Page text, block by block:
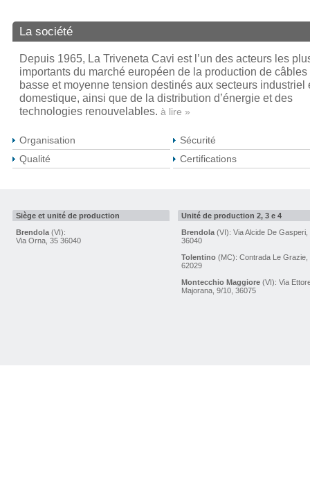
La société
Depuis 1965, La Triveneta Cavi est l’un des acteurs les
importants du marché européen de la production de câbles
basse et moyenne tension destinés aux secteurs industriel
domestique, ainsi que de la distribution d’énergie et des
technologies renouvelables. à lire »
Organisation
Qualité
Sécurité
Certifications
Siège et unité de production
Brendola(VI):
Via Orna, 35 36040
Unité de production 2, 3 e 4
Brendola(VI): Via Alcide De Gasperi,
36040
Tolentino(MC): Contrada Le Grazie,
62029
Montecchio Maggiore(VI): Via
Majorana, 9/10, 36075